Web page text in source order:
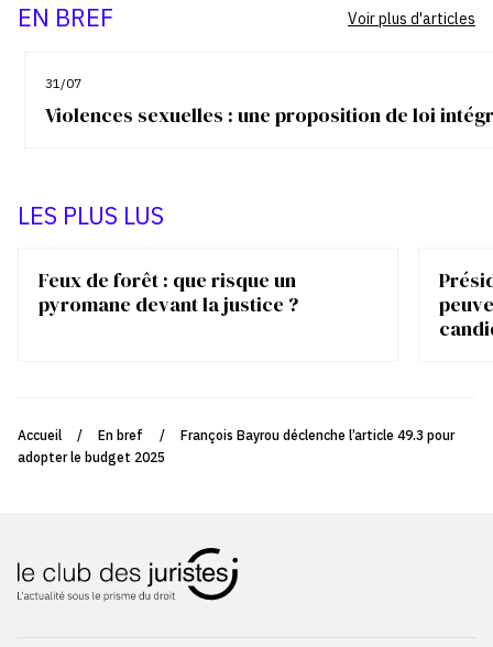
EN BREF
31/07
Violences sexuelles : une proposition de loi
Voir plus d'articles
LES PLUS LUS
Feux de forêt : que risque un
pyromane devant la justice ?
Accueil / En bref /
François Bayrou déclenche l’article 49.3 pour
adopter le budget 2025